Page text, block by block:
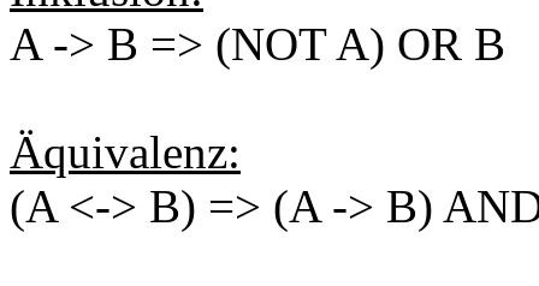
A -> B => (NOT A) OR B
Äquivalenz:
(A <-> B) => (A -> B)